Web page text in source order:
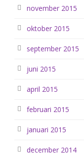
november 2015
oktober 2015
september 2015
juni 2015
april 2015
februari 2015
januari 2015
december 2014